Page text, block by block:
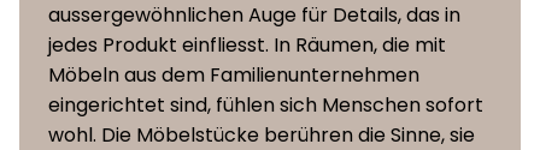
aussergewöhnlichen Auge für Details, das in
jedes Produkt einfliesst. In Räumen, die mit
Möbeln aus dem Familienunternehmen
eingerichtet sind, fühlen sich Menschen sofort
wohl. Die Möbelstücke berühren die Sinne, sie